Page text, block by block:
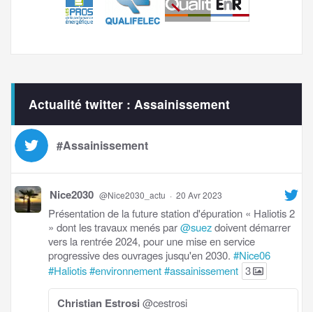
Actualité twitter : Assainissement
#Assainissement
Nice2030 @Nice2030_actu · 20 Avr 2023
Présentation de la future station d'épuration « Haliotis 2
» dont les travaux menés par@suezdoivent démarrer
vers la rentrée 2024, pour une mise en service
progressive des ouvrages jusqu'en 2030. #Nice06
#Haliotis#environnement#assainissement 3
Christian Estrosi @cestrosi